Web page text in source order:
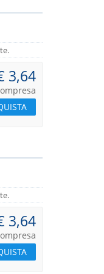
3,64
3,64